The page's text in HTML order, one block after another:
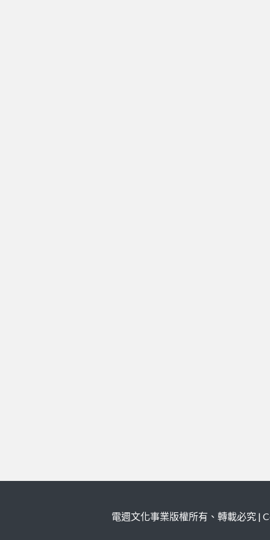
電週文化事業版權所有、轉載必究 |